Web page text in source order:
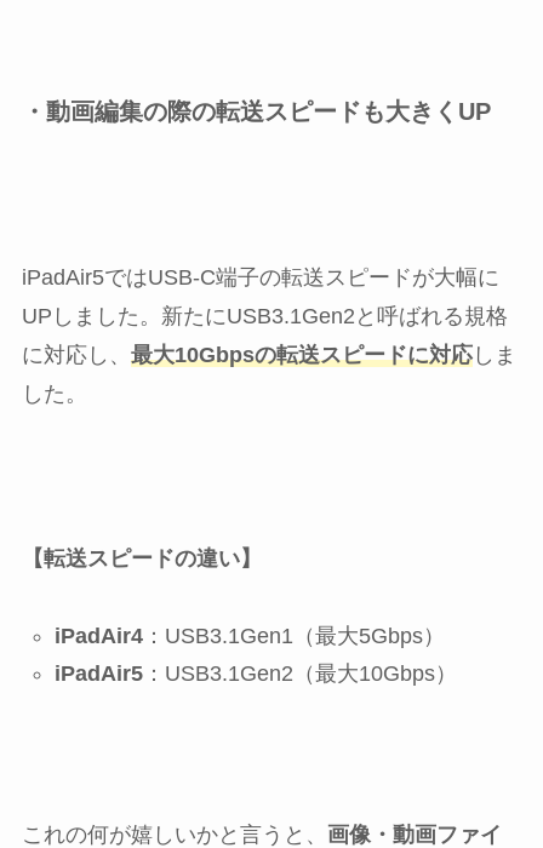
・動画編集の際の転送スピードも大きくUP
iPadAir5ではUSB-C端子の転送スピードが大幅に
UPしました。新たにUSB3.1Gen2と呼ばれる規格
に対応し、 最大10Gbpsの転送スピードに対応しま
した。
【転送スピードの違い】
iPadAir4：USB3.1Gen1（最大5Gbps）
iPadAir5：USB3.1Gen2（最大10Gbps）
これの何が嬉しいかと言うと、 画像・動画ファイ